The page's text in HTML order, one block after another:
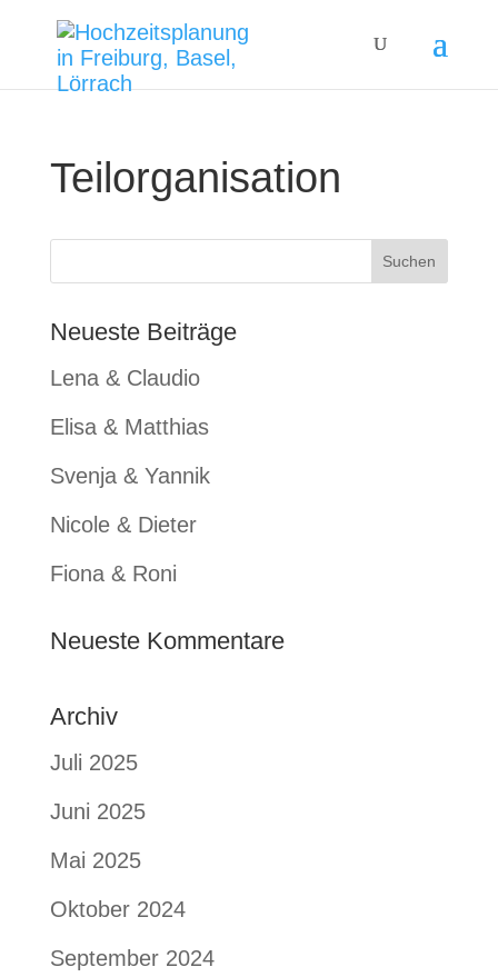
Teilorganisation
Neueste Beiträge
Lena & Claudio
Elisa & Matthias
Svenja & Yannik
Nicole & Dieter
Fiona & Roni
Neueste Kommentare
Archiv
Juli 2025
Juni 2025
Mai 2025
Oktober 2024
September 2024